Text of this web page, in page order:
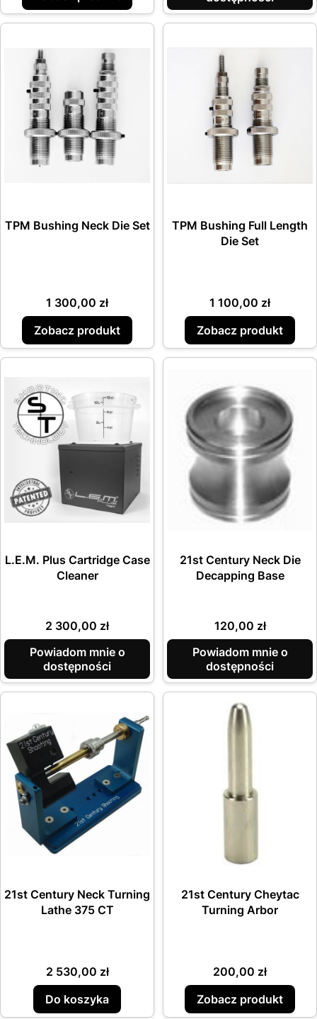
TPM Bushing Neck Die Set
Cena
1 300,00 zł
Zobacz produkt
TPM Bushing Full Length
Die Set
Cena
1 100,00 zł
Zobacz produkt
L.E.M. Plus Cartridge Case
Cleaner
Cena
2 300,00 zł
Powiadom mnie o
dostępności
21st Century Neck Die
Decapping Base
Cena
120,00 zł
Powiadom mnie o
dostępności
21st Century Neck Turning
Lathe 375 CT
Cena
2 530,00 zł
Do koszyka
21st Century Cheytac
Turning Arbor
Cena
200,00 zł
Zobacz produkt